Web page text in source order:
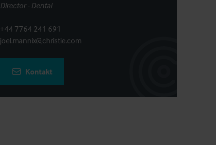
Director - Dental
+44 7764 241 691
joel.mannix@christie.com
Kontakt